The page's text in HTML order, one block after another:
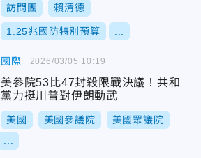
訪問團 賴清德
1.25兆國防特別預算
國際
美參院53比47封殺限戰決議！共和
黨力挺川普對伊朗動武
美國 美國參議院 美國眾議院
2026/03/05 10:19